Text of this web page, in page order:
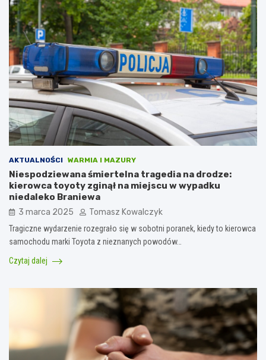
AKTUALNOŚCI WARMIA I MAZURY
Niespodziewana śmiertelna tragedia na drodze:
kierowca toyoty zginął na miejscu w wypadku
niedaleko Braniewa
3 marca 2025 Tomasz Kowalczyk
Tragiczne wydarzenie rozegrało się w sobotni poranek, kiedy to kierowca
samochodu marki Toyota z nieznanych powodów…
Czytaj dalej